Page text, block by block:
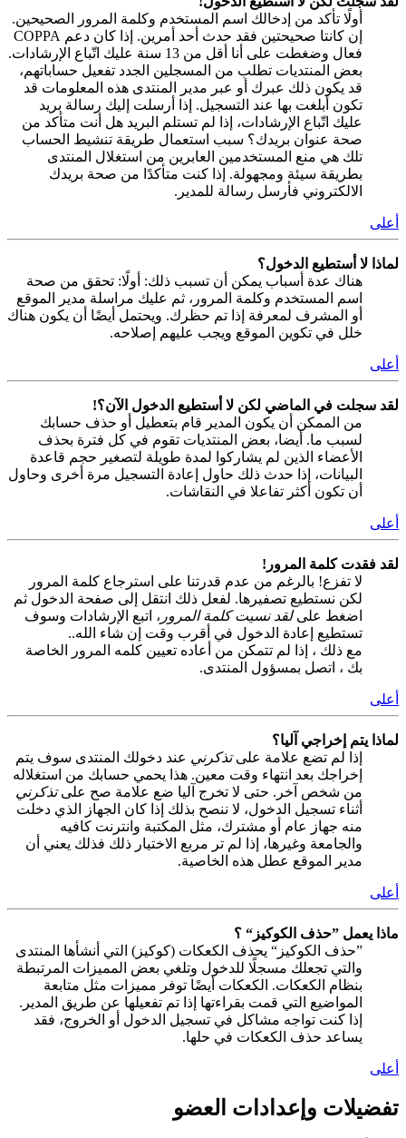
أولًا تأكد من إدخالك اسم المستخدم وكلمة المرور الصحيحين.
إن كانتا صحيحتين فقد حدث أحد أمرين. إذا كان دعم COPPA
فعال وضغطت على أنا أقل من 13 سنة عليك اتّباع الإرشادات.
بعض المنتديات تطلب من المسجلين الجدد تفعيل حساباتهم،
قد يكون ذلك عبرك أو عبر مدير المنتدى هذه المعلومات قد
تكون أبلغت بها عند التسجيل. إذا أرسلت إليك رسالة بريد
عليك اتّباع الإرشادات، إذا لم تستلم البريد هل أنت متأكد من
صحة عنوان بريدك؟ سبب استعمال طريقة تنشيط الحساب
تلك هي منع المستخدمين العابرين من استغلال المنتدى
بطريقة سيئة ومجهولة. إذا كنت متأكدًا من صحة بريدك
الالكتروني فأرسل رسالة للمدير.
أعلى
لماذا لا أستطيع الدخول؟
هناك عدة أسباب يمكن أن تسبب ذلك: أولًا: تحقق من صحة
اسم المستخدم وكلمة المرور، ثم عليك مراسلة مدير الموقع
أو المشرف لمعرفة إذا تم حظرك. ويحتمل أيضًا أن يكون هناك
خلل في تكوين الموقع ويجب عليهم إصلاحه.
أعلى
لقد سجلت في الماضي لكن لا أستطيع الدخول الآن؟!
من الممكن أن يكون المدير قام بتعطيل أو حذف حسابك
لسبب ما. أيضا، بعض المنتديات تقوم في كل فترة بحذف
الأعضاء الذين لم يشاركوا لمدة طويلة لتصغير حجم قاعدة
البيانات، إذا حدث ذلك حاول إعادة التسجيل مرة أخرى وحاول
أن تكون أكثر تفاعلا في النقاشات.
أعلى
لقد فقدت كلمة المرور!
لا تفزع! بالرغم من عدم قدرتنا على استرجاع كلمة المرور
لكن نستطيع تصفيرها. لفعل ذلك انتقل إلى صفحة الدخول ثم
اضغط علىلقد نسيت كلمة المرور ، اتبع الإرشادات وسوف
تستطيع إعادة الدخول في أقرب وقت إن شاء الله..
مع ذلك ، إذا لم تتمكن من أعاده تعيين كلمه المرور الخاصة
بك ، اتصل بمسؤول المنتدى.
أعلى
لماذا يتم إخراجي آليا؟
إذا لم تضع علامة علىتذكرني عند دخولك المنتدى سوف يتم
إخراجك بعد انتهاء وقت معين. هذا يحمي حسابك من استغلاله
من شخص آخر. حتى لا تخرج آليا ضع علامة صح علىتذكرني
أثناء تسجيل الدخول، لا ننصح بذلك إذا كان الجهاز الذي دخلت
منه جهاز عام أو مشترك، مثل المكتبة وانترنت كافيه
والجامعة وغيرها، إذا لم تر مربع الاختيار ذلك فذلك يعني أن
مدير الموقع عطل هذه الخاصية.
أعلى
ماذا يعمل ”حذف الكوكيز“ ؟
”حذف الكوكيز“ يحذف الكعكات (كوكيز) التي أنشأها المنتدى
والتي تجعلك مسجلًا للدخول وتلغي بعض المميزات المرتبطة
بنظام الكعكات. الكعكات أيضًا توفر مميزات مثل متابعة
المواضيع التي قمت بقراءتها إذا تم تفعيلها عن طريق المدير.
إذا كنت تواجه مشاكل في تسجيل الدخول أو الخروج، فقد
يساعد حذف الكعكات في حلها.
أعلى
تفضيلات وإعدادات العضو